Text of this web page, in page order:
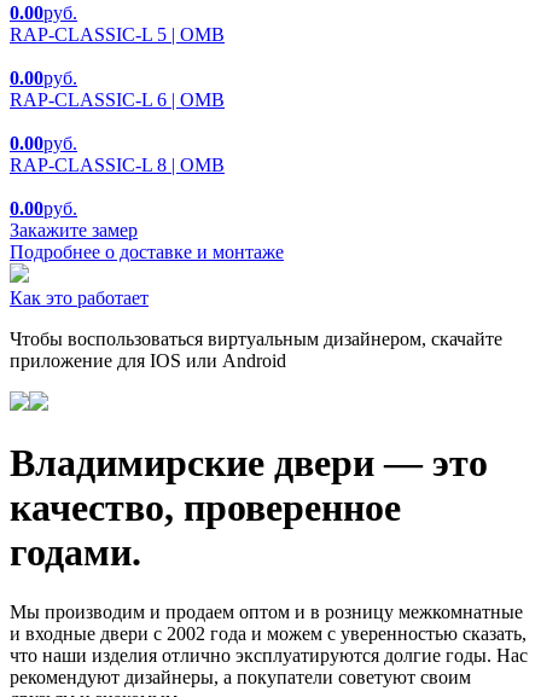
0.00руб.
RAP-CLASSIC-L 5 | OMB
0.00руб.
RAP-CLASSIC-L 6 | OMB
0.00руб.
RAP-CLASSIC-L 8 | OMB
0.00руб.
Закажите замер
Подробнее о доставке и монтаже
Как это работает
Чтобы воспользоваться виртуальным дизайнером, скачайте
приложение для IOS или Android
Владимирские двери — это
качество, проверенное
годами.
Мы производим и продаем оптом и в розницу межкомнатные
и входные двери с 2002 года и можем с уверенностью сказать,
что наши изделия отлично эксплуатируются долгие годы. Нас
рекомендуют дизайнеры, а покупатели советуют своим